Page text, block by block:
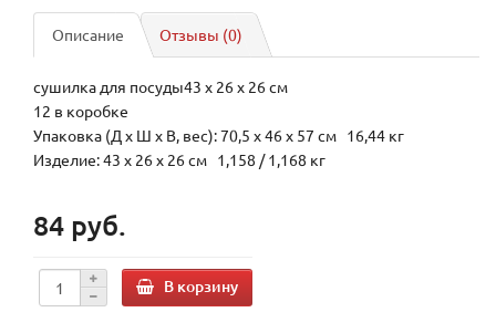
Описание Отзывы (0)
сушилка для посуды43 x 26 x 26 см
12 в коробке
Упаковка (Д х Ш х В, вес): 70,5 x 46 x 57 см 16,44 кг
Изделие: 43 x 26 x 26 см 1,158 / 1,168 кг
84 руб.
В корзину